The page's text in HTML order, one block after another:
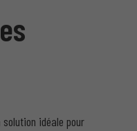
idéale pour